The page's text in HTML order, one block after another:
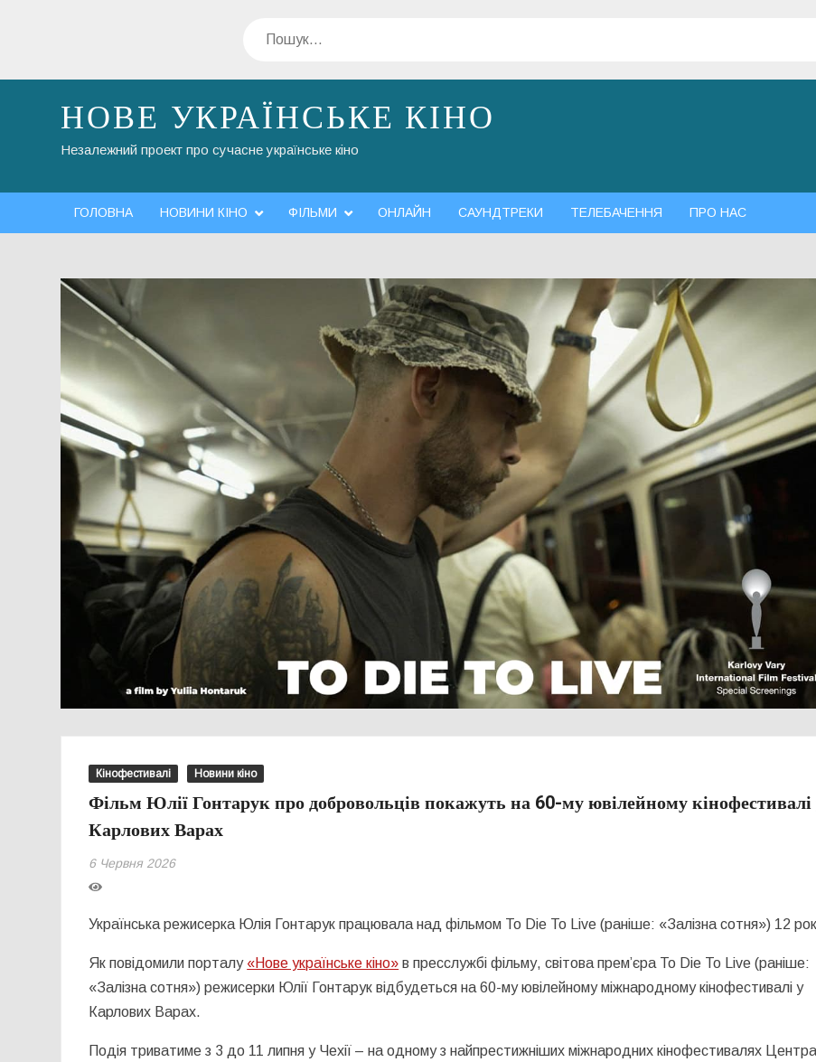
Пошук
НОВЕ УКРАЇНСЬКЕ КІНО
Незалежний проект про сучасне українське кіно
ГОЛОВНА НОВИНИ КІНО ФІЛЬМИ ОНЛАЙН САУНДТРЕКИ ТЕЛЕБАЧЕННЯ ПРО НАС
Кінофестивалі Новини кіно
Фільм Юлії Гонтарук про добровольців покажуть на 60-му ювілейному кінофестивалі
Карлових Варах
6 Червня 2026
Українська режисерка Юлія Гонтарук працювала над фільмом To Die To Live (раніше: «Залізна сотня») 12
Як повідомили порталу «Нове українське кіно» в пресслужбі фільму, світова премʼєра To Die To Live (раніше:
«Залізна сотня») режисерки Юлії Гонтарук відбудеться на 60-му ювілейному міжнародному кінофестивалі у
Карлових Варах.
Подія триватиме з 3 до 11 липня у Чехії – на одному з найпрестижніших міжнародних кінофестивалях